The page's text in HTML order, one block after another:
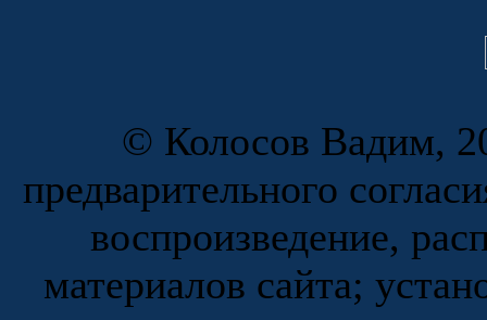
© Колосов Вадим,
предварительного
воспроизведение,
материалов сайта;